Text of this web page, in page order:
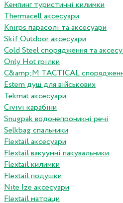
Кемпинг туристичні килимки
Thermacell аксесуари
Knirps парасолі та аксесуари
Skif Outdoor аксесуари
Cold Steel спорядження та
Only Hot грілки
C&amp;M TACTICAL
Estem душ для військових
Tekmat аксесуари
Сivivi карабіни
Snugpak водонепроникні речі
Selkbag спальники
Flextail аксесуари
Flextail вакуумні пакувальники
Flextail килимки
Flextail подушки
Nite Ize аксесуари
Flextail матраци